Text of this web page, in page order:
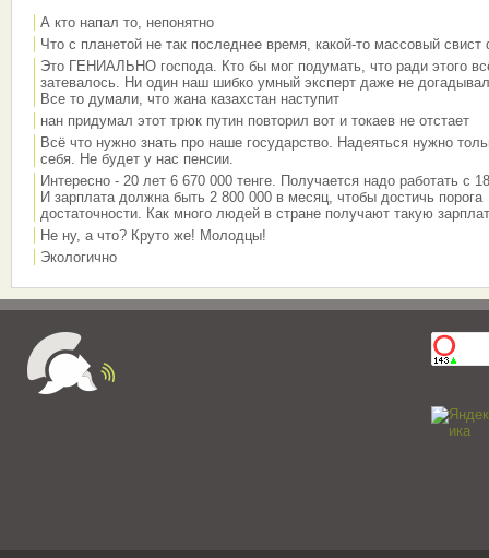
А кто напал то, непонятно
Что с планетой не так последнее время, какой-то массовый свист
Это ГЕНИАЛЬНО господа. Кто бы мог подумать, что ради этого
затевалось. Ни один наш шибко умный эксперт даже не
Все то думали, что жана казахстан наступит
нан придумал этот трюк путин повторил вот и токаев не отстает
Всё что нужно знать про наше государство. Надеяться нужно
себя. Не будет у нас пенсии.
Интересно - 20 лет 6 670 000 тенге. Получается надо работать с
И зарплата должна быть 2 800 000 в месяц, чтобы достичь порога
достаточности. Как много людей в стране получают такую
Не ну, а что? Круто же! Молодцы!
Экологично